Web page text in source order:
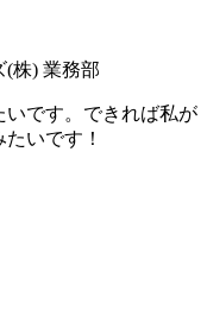
(株) 業務部
です。できれば私が
いです！